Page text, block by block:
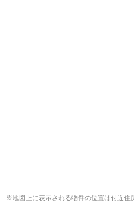
※地図上に表示される物件の位置は付近住